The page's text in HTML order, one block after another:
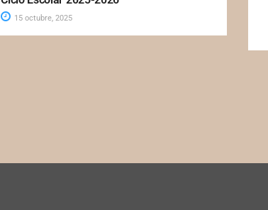
15 octubre, 2025